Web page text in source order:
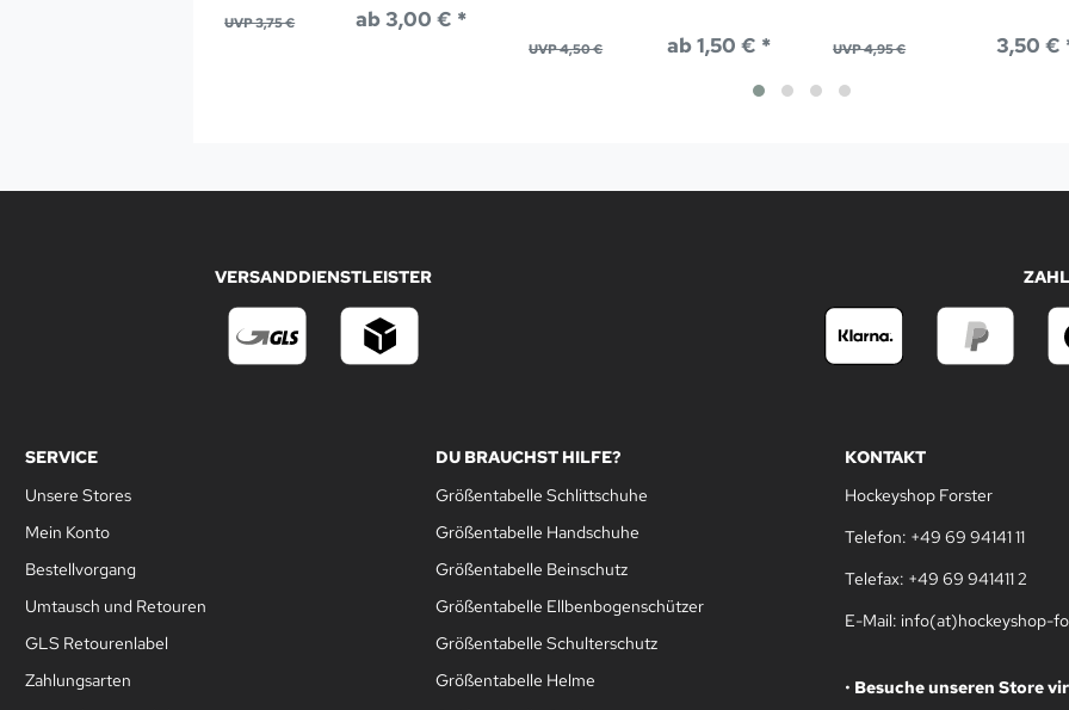
UVP 3,75 € ab 3,00 € *
UVP 4,50 € ab 1,50 € * UVP 4,95 € 3,50 €
VERSANDDIENSTLEISTER
SERVICE
Unsere Stores
Mein Konto
Bestellvorgang
Umtausch und Retouren
GLS Retourenlabel
Zahlungsarten
DU BRAUCHST HILFE?
Größentabelle Schlittschuhe
Größentabelle Handschuhe
Größentabelle Beinschutz
Größentabelle Ellbenbogenschützer
Größentabelle Schulterschutz
Größentabelle Helme
KONTAKT
Hockeyshop Forster
Telefon: +49 69 94141 11
Telefax: +49 69 941411 2
E-Mail: info(at)hockeyshop-
• Besuche unseren Store